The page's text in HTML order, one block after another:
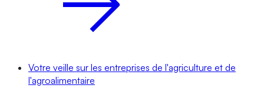
Votre veille sur les entreprises de l'agriculture et de
l'agroalimentaire